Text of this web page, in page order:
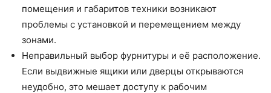
помещения и габаритов техники возникают
проблемы с установкой и перемещением между
зонами.
Неправильный выбор фурнитуры и её расположение.
Если выдвижные ящики или дверцы открываются
неудобно, это мешает доступу к рабочим